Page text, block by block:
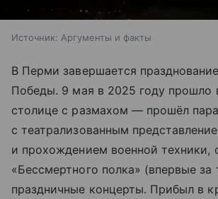
Источник: Аргументы и факты
В Перми завершается
Победы. 9 мая в 2025 году прошло
столице с размахом — прошёл
с театрализованным
и прохождением военной техники,
«Бессмертного полка» (впервые за
праздничные концерты. Прибыл в